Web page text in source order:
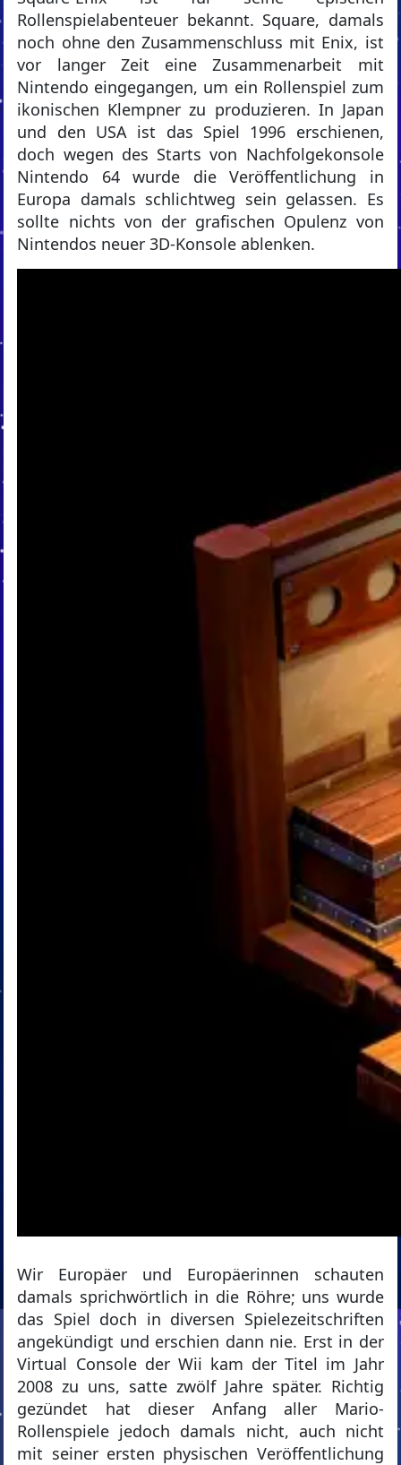
Rollenspielabenteuer bekannt. Square, damals
noch ohne den Zusammenschluss mit Enix, ist
vor langer Zeit eine Zusammenarbeit mit
Nintendo eingegangen, um ein Rollenspiel zum
ikonischen Klempner zu produzieren. In Japan
und den USA ist das Spiel 1996 erschienen,
doch wegen des Starts von Nachfolgekonsole
Nintendo 64 wurde die Veröffentlichung in
Europa damals schlichtweg sein gelassen. Es
sollte nichts von der grafischen Opulenz von
Nintendos neuer 3D-Konsole ablenken.
Wir Europäer und Europäerinnen schauten
damals sprichwörtlich in die Röhre; uns wurde
das Spiel doch in diversen Spielezeitschriften
angekündigt und erschien dann nie. Erst in der
Virtual Console der Wii kam der Titel im Jahr
2008 zu uns, satte zwölf Jahre später. Richtig
gezündet hat dieser Anfang aller Mario-
Rollenspiele jedoch damals nicht, auch nicht
mit seiner ersten physischen Veröffentlichung